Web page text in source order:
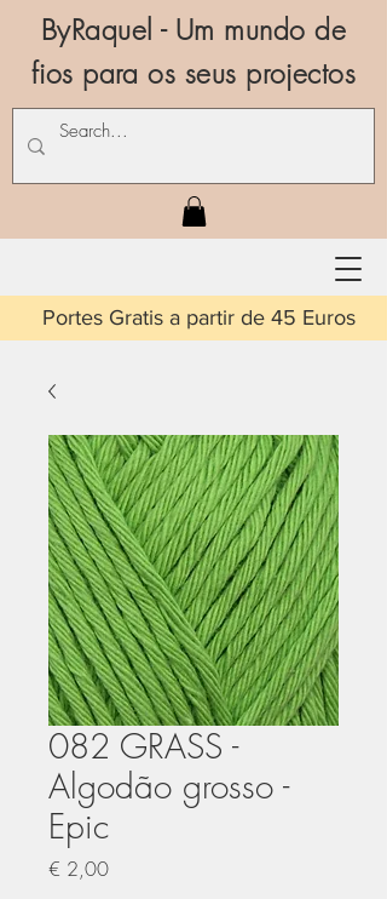
ByRaquel - Um mundo de
fios para os seus projectos
a partir de 45 Euros
082 GRASS -
Algodão grosso -
Epic
€ 2,00Preço